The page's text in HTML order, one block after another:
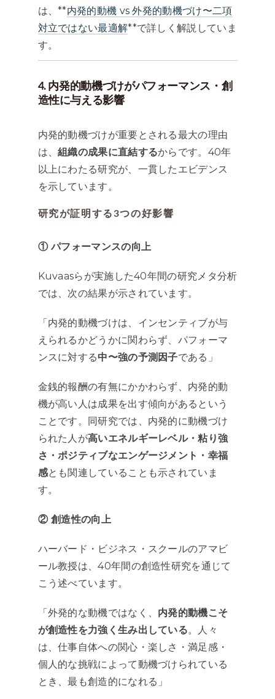
は、**内発的動機 vs 外発的動機づけ〜二項
対立ではない最適解**で詳しく解説していま
す。
4. 内発的動機づけがパフォーマンス・創
造性に与える影響
内発的動機づけが重要とされる最大の理由
は、組織の成果に直結するからです。40年
以上にわたる研究が、一貫したエビデンス
を示しています。
研究が証明する3つの好影響
① パフォーマンスの向上
Kuvaasらが実施した40年間の研究メタ分析
では、次の結果が示されています。
「内発的動機づけは、インセンティブが与
えられるかどうかに関わらず、パフォーマ
ンスに対する中〜強の予測因子である」
金銭的報酬の有無にかかわらず、内発的動
機が高い人は成果を出す傾向があるという
ことです。同研究では、内発的に動機づけ
られた人が高いエネルギーレベル・粘り強
さ・ポジティブなエンゲージメント・幸福
感とも関連していることも示されていま
す。
② 創造性の向上
ハーバード・ビジネス・スクールのアマビ
ール教授は、40年間の創造性研究を通じて
こう述べています。
「外発的な動機ではなく、 内発的動機こそ
が創造性を力強く生み出している。人々
は、仕事自体への関心・楽しさ・満足感・
個人的な挑戦によって動機づけられている
とき、最も創造的になれる」